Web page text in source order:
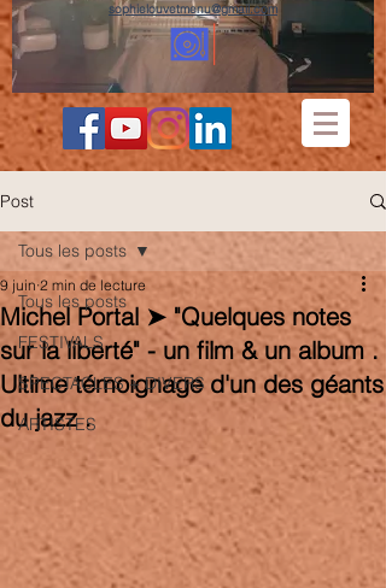
sophielouvetmenu@gmail.com
Post
Tous les posts
FESTIVALS
SPECTACLES + DIVERS
ARTISTES
Tous les posts
Michel Portal ➤ "Quelques notes
sur la liberté" - un film & un album .
Ultime témoignage d'un des géants
du jazz .
9 juin 2 min de lecture